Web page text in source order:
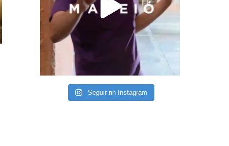
Seguir nn Instagram